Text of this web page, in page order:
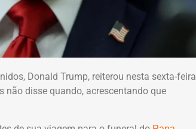
Donald Trump, reiterou nesta sexta-feira
não disse quando, acrescentando que